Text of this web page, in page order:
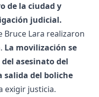
de la ciudad y
judicial.
Bruce Lara realizaron
La movilización se
asesinato del
salida del boliche
exigir justicia.